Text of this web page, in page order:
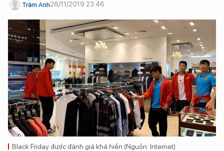
Trâm Anh28/11/2019 23:46
Black Friday được đánh giá khá hiền (Nguồn: Internet)